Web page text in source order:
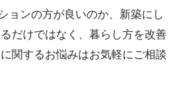
ョンの方が良いのか、新築にし
だけではなく、暮らし方を改善
関するお悩みはお気軽にご相談